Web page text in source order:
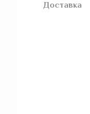
Доставка